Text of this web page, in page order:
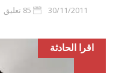
30/11/2011 85 تعليق
اقرا الحادثة